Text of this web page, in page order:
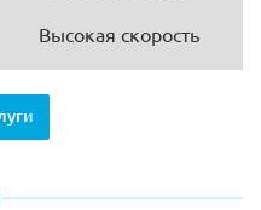
Высокая скорость